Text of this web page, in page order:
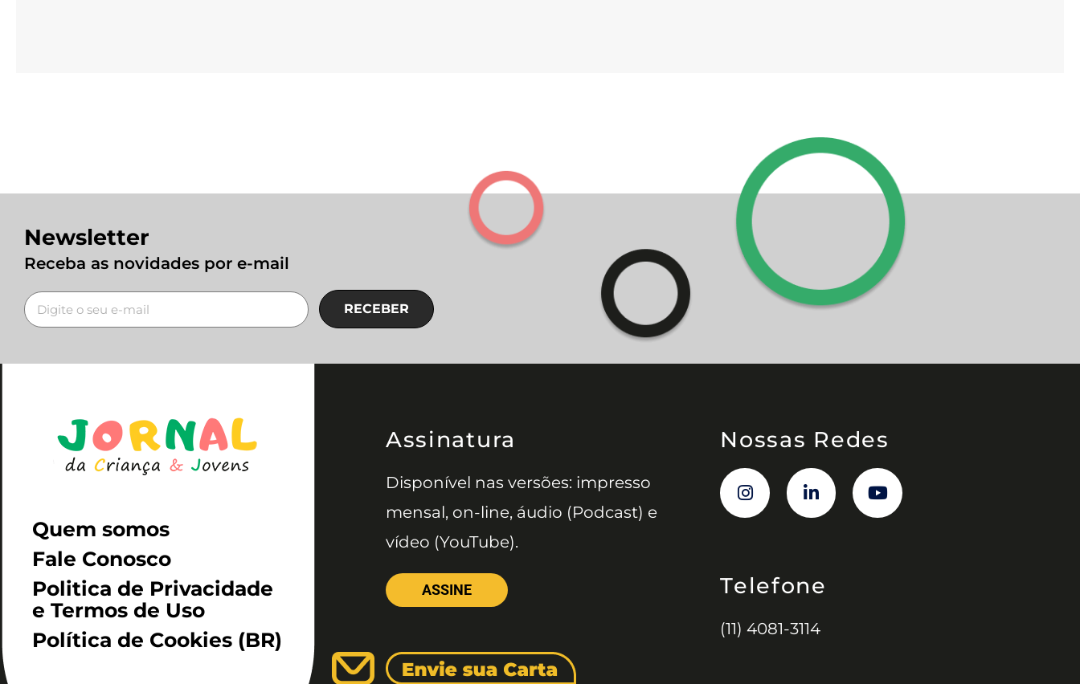
Newsletter
Receba as novidades por e-mail
RECEBER
Quem somos
Fale Conosco
Politica de Privacidade
e Termos de Uso
Política de Cookies (BR)
Assinatura
Disponível nas versões: impresso
mensal, on-line, áudio (Podcast) e
vídeo (YouTube).
ASSINE
Nossas Redes
Telefone
(11) 4081-3114